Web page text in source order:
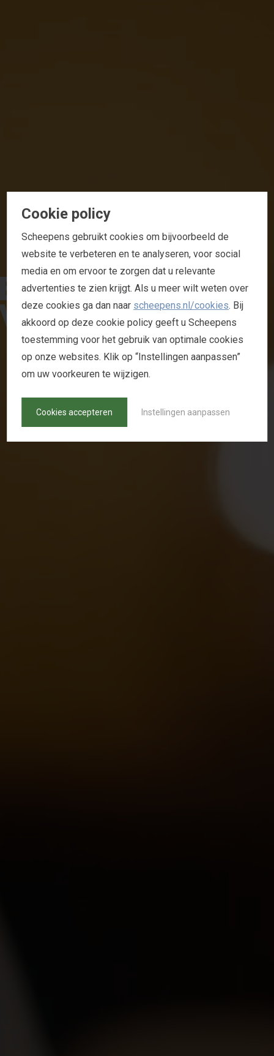
CHTTHUIS
OELEN
SANDERS WONEN
Cookie policy
Scheepens gebruikt cookies om bijvoorbeeld de
website te verbeteren en te analyseren, voor social
media en om ervoor te zorgen dat u relevante
advertenties te zien krijgt. Als u meer wilt weten over
deze cookies ga dan naar scheepens.nl/cookies. Bij
akkoord op deze cookie policy geeft u Scheepens
toestemming voor het gebruik van optimale cookies
op onze websites. Klik op “Instellingen aanpassen”
om uw voorkeuren te wijzigen.
Cookies accepteren Instellingen aanpassen